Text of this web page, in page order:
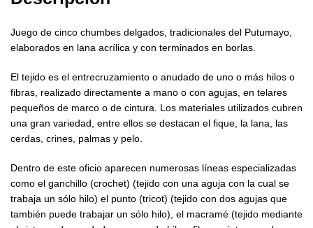
Juego de cinco chumbes delgados, tradicionales del Putumayo,
elaborados en lana acrílica y con terminados en borlas.
El tejido es el entrecruzamiento o anudado de uno o más hilos o
fibras, realizado directamente a mano o con agujas, en telares
pequeños de marco o de cintura. Los materiales utilizados cubren
una gran variedad, entre ellos se destacan el fique, la lana, las
cerdas, crines, palmas y pelo.
Dentro de este oficio aparecen numerosas líneas especializadas
como el ganchillo (crochet) (tejido con una aguja con la cual se
trabaja un sólo hilo) el punto (tricot) (tejido con dos agujas que
también puede trabajar un sólo hilo), el macramé (tejido mediante